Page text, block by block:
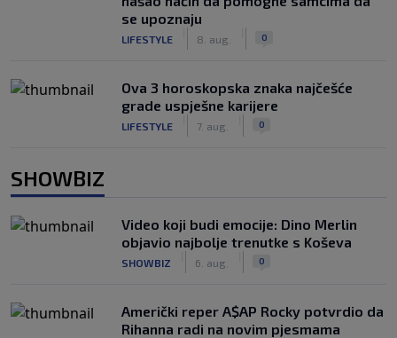
se upoznaju
LIFESTYLE 8. aug. 0
Ova 3 horoskopska znaka najčešće
grade uspješne karijere
LIFESTYLE 7. aug. 0
SHOWBIZ
Video koji budi emocije: Dino Merlin
objavio najbolje trenutke s Koševa
SHOWBIZ 6. aug. 0
Američki reper A$AP Rocky potvrdio da
Rihanna radi na novim pjesmama